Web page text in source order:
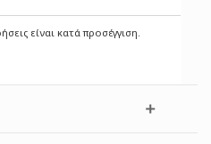
είναι κατά προσέγγιση.